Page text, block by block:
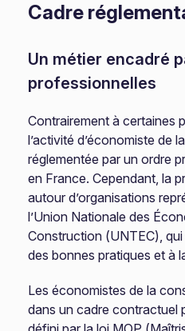
Cadre
Un métier encadré
professionnelles
Contrairement à certaines
l’activité d’économiste de
réglementée par un ordre
en France. Cependant, la
autour d’organisations
l’Union Nationale des
Construction (UNTEC),
des bonnes pratiques et à
Les économistes de la
dans un cadre contractuel